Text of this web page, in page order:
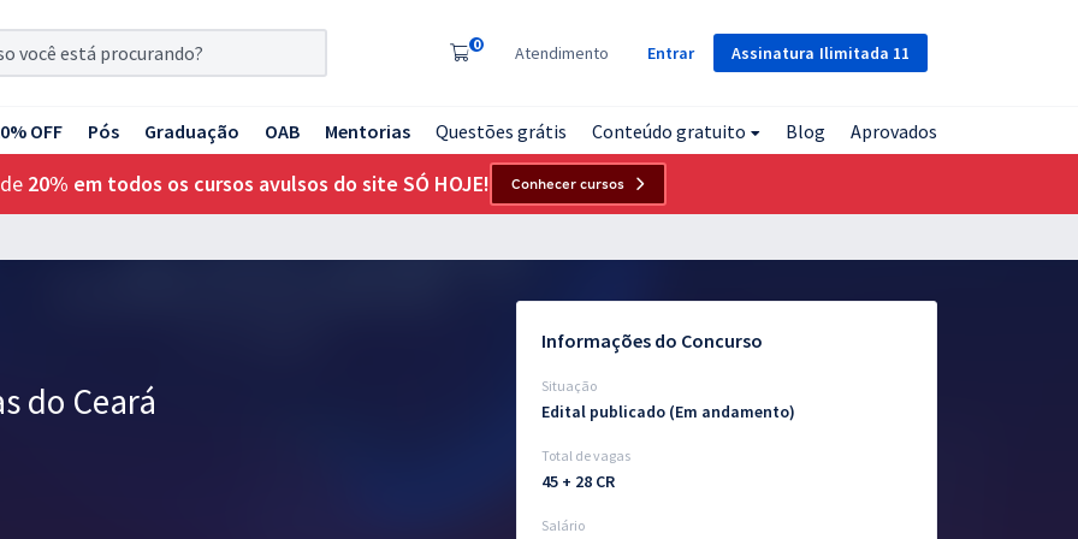
Assinatura Ilimitada 11
0 Atendimento Entrar
OFF Pós Graduação OAB Mentorias Questões grátis Conteúdo gratuito Blog Aprovados
20% em todos os cursos avulsos do site SÓ HOJE! Conhecer cursos
do Ceará
Informações do Concurso
Situação
Edital publicado (Em andamento)
Total de vagas
45 + 28 CR
Salário